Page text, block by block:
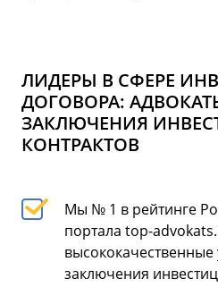
ЛИДЕРЫ В СФЕРЕ
ДОГОВОРА:
ЗАКЛЮЧЕНИЯ
КОНТРАКТОВ
Мы № 1 в рейтинге
портала top-
высококачественные
заключения